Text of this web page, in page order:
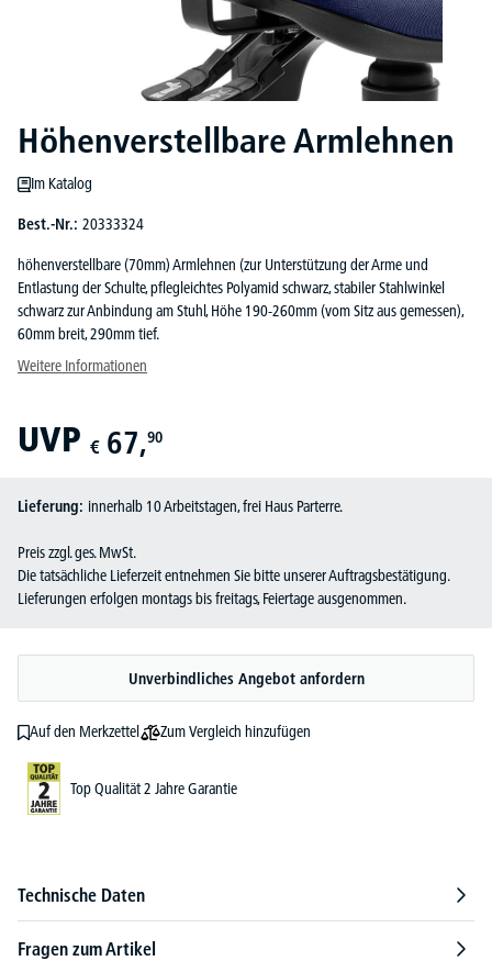
Höhenverstellbare Armlehnen
Im Katalog
Best.-Nr.: 20333324
höhenverstellbare (70mm) Armlehnen (zur Unterstützung der Arme und
Entlastung der Schulte, pflegleichtes Polyamid schwarz, stabiler Stahlwinkel
schwarz zur Anbindung am Stuhl, Höhe 190-260mm (vom Sitz aus gemessen),
60mm breit, 290mm tief.
Weitere Informationen
UVP € 67,90
Lieferung: innerhalb 10 Arbeitstagen, frei Haus Parterre.
Preis zzgl. ges. MwSt.
Die tatsächliche Lieferzeit entnehmen Sie bitte unserer Auftragsbestätigung.
Lieferungen erfolgen montags bis freitags, Feiertage ausgenommen.
Unverbindliches Angebot anfordern
Auf den Merkzettel Zum Vergleich hinzufügen
Top Qualität 2 Jahre Garantie
Technische Daten
Fragen zum Artikel